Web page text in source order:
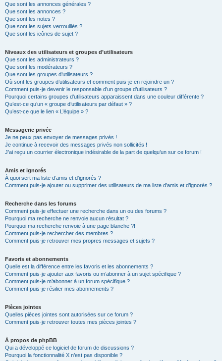
Que sont les annonces générales ?
Que sont les annonces ?
Que sont les notes ?
Que sont les sujets verrouillés ?
Que sont les icônes de sujet ?
Niveaux des utilisateurs et groupes d’utilisateurs
Que sont les administrateurs ?
Que sont les modérateurs ?
Que sont les groupes d’utilisateurs ?
Où sont les groupes d’utilisateurs et comment puis-je en rejoindre un ?
Comment puis-je devenir le responsable d’un groupe d’utilisateurs ?
Pourquoi certains groupes d’utilisateurs apparaissent dans une couleur différente ?
Qu’est-ce qu’un « groupe d’utilisateurs par défaut » ?
Qu’est-ce que le lien « L’équipe » ?
Messagerie privée
Je ne peux pas envoyer de messages privés !
Je continue à recevoir des messages privés non sollicités !
J’ai reçu un courrier électronique indésirable de la part de quelqu’un sur ce forum !
Amis et ignorés
À quoi sert ma liste d’amis et d’ignorés ?
Comment puis-je ajouter ou supprimer des utilisateurs de ma liste d’amis et d’ignorés ?
Recherche dans les forums
Comment puis-je effectuer une recherche dans un ou des forums ?
Pourquoi ma recherche ne renvoie aucun résultat ?
Pourquoi ma recherche renvoie à une page blanche ?!
Comment puis-je rechercher des membres ?
Comment puis-je retrouver mes propres messages et sujets ?
Favoris et abonnements
Quelle est la différence entre les favoris et les abonnements ?
Comment puis-je ajouter aux favoris ou m’abonner à un sujet spécifique ?
Comment puis-je m’abonner à un forum spécifique ?
Comment puis-je résilier mes abonnements ?
Pièces jointes
Quelles pièces jointes sont autorisées sur ce forum ?
Comment puis-je retrouver toutes mes pièces jointes ?
À propos de phpBB
Qui a développé ce logiciel de forum de discussions ?
Pourquoi la fonctionnalité X n’est pas disponible ?